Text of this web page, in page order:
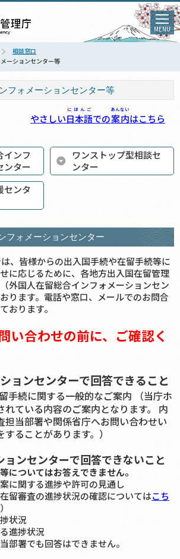
MENU
相談窓口
ーションセンター等
フォメーションセンター等
やさしい日本語
にほんご
での案内
あんない
はこちら
インフ
ンター
ワンストップ型相談セ
ンター
センタ
フォメーションセンター
、皆様からの出入国手続や在留手続等に
に応じるために、各地方出入国在留管理
外国人在留総合インフォメーションセン
ります。電話や窓口、メールでのお問合
おります。
い合わせの前に、ご確認く
ョンセンターで回答できること
手続に関する一般的なご案内 （当庁ホ
れている内容のご案内となります。 内
担当部署や関係省庁へお問い合わせい
ることがあります。）
ンセンターで回答できないこと
についてはお答えできません。
に関する進捗や許可の見通し
留審査の進捗状況の確認についてはこち
状況
進捗状況
部署でも回答はできません。